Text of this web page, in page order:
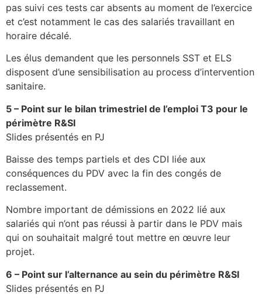
pas suivi ces tests car absents au moment de l’exercice
et c’est notamment le cas des salariés travaillant en
horaire décalé.
Les élus demandent que les personnels SST et ELS
disposent d’une sensibilisation au process d’intervention
sanitaire.
5 – Point sur le bilan trimestriel de l’emploi T3 pour le
périmètre R&SI
Slides présentés en PJ
Baisse des temps partiels et des CDI liée aux
conséquences du PDV avec la fin des congés de
reclassement.
Nombre important de démissions en 2022 lié aux
salariés qui n’ont pas réussi à partir dans le PDV mais
qui on souhaitait malgré tout mettre en œuvre leur
projet.
6 – Point sur l’alternance au sein du périmètre R&SI
Slides présentés en PJ